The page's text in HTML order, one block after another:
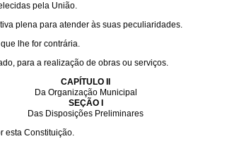
pela União.
plena para atender às suas peculiaridades.
lhe for contrária.
para a realização de obras ou serviços.
CAPÍTULO II
Da Organização Municipal
SEÇÃO I
Das Disposições Preliminares
esta Constituição.